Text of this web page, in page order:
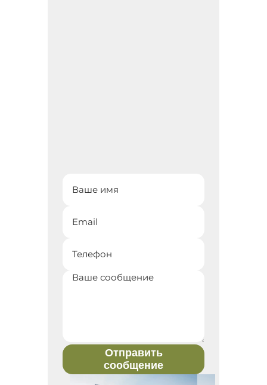
Отправить
сообщение